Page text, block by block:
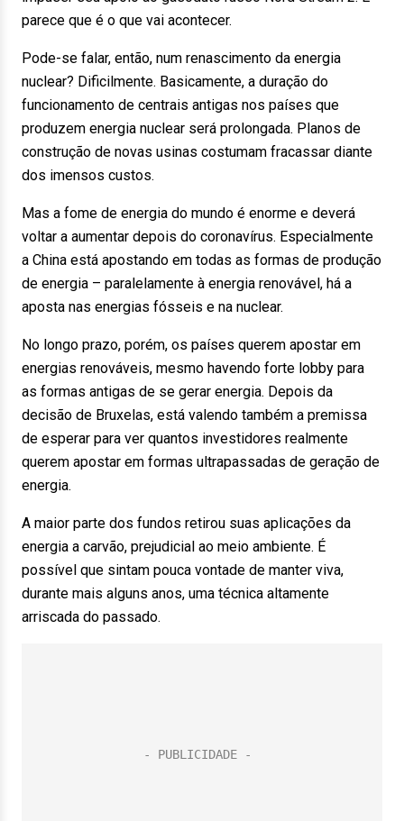
parece que é o que vai acontecer.
Pode-se falar, então, num renascimento da energia
nuclear? Dificilmente. Basicamente, a duração do
funcionamento de centrais antigas nos países que
produzem energia nuclear será prolongada. Planos de
construção de novas usinas costumam fracassar diante
dos imensos custos.
Mas a fome de energia do mundo é enorme e deverá
voltar a aumentar depois do coronavírus. Especialmente
a China está apostando em todas as formas de produção
de energia – paralelamente à energia renovável, há a
aposta nas energias fósseis e na nuclear.
No longo prazo, porém, os países querem apostar em
energias renováveis, mesmo havendo forte lobby para
as formas antigas de se gerar energia. Depois da
decisão de Bruxelas, está valendo também a premissa
de esperar para ver quantos investidores realmente
querem apostar em formas ultrapassadas de geração de
energia.
A maior parte dos fundos retirou suas aplicações da
energia a carvão, prejudicial ao meio ambiente. É
possível que sintam pouca vontade de manter viva,
durante mais alguns anos, uma técnica altamente
arriscada do passado.